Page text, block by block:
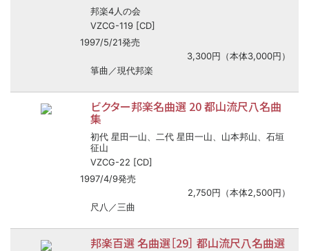
邦楽4人の会
VZCG-119 [CD]
1997/5/21発売
3,300円（本体3,000円）
箏曲／現代邦楽
ビクター邦楽名曲選 20 都山流尺八名曲
集
初代 星田一山、二代 星田一山、山本邦山、石垣
征山
VZCG-22 [CD]
1997/4/9発売
2,750円（本体2,500円）
尺八／三曲
邦楽百選 名曲選［29］ 都山流尺八名曲選